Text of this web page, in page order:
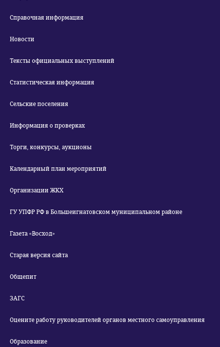
Справочная информация
Новости
Тексты официальных выступлений
Статистическая информация
Сельские поселения
Информация о проверках
Торги, конкурсы, аукционы
Календарный план мероприятий
Организации ЖКХ
ГУ УПФР РФ в Большеигнатовском муниципальном районе
Газета «Восход»
Старая версия сайта
Общепит
ЗАГС
Оцените работу руководителей органов местного самоуправления
Образование